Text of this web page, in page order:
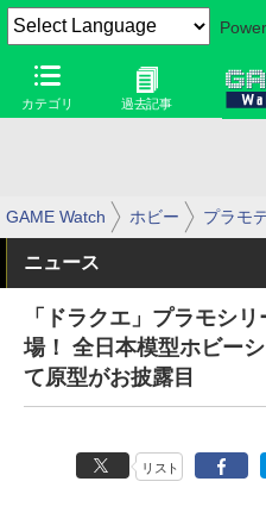
カテゴリ 過去記事
GAME Watch ホビー プラモ
ニュース
「ドラクエ」プラモシ
場！ 全日本模型ホビー
て原型がお披露目
リスト